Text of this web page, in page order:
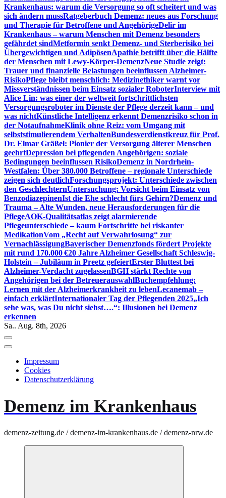
Krankenhaus: warum die Versorgung so oft scheitert und was
sich ändern mussRatgeberbuch Demenz: neues aus Forschung
und Therapie für Betroffene und AngehörigeDelir im
Krankenhaus – warum Menschen mit Demenz besonders
gefährdet sindMetformin senkt Demenz- und Sterberisiko bei
Übergewichtigen und AdipösenApathie betrifft über die Hälfte
der Menschen mit Lewy-Körper-DemenzNeue Studie zeigt:
Trauer und finanzielle Belastungen beeinflussen Alzheimer-
RisikoPflege bleibt menschlich: Medizinethiker warnt vor
Missverständnissen beim Einsatz sozialer RoboterInterview mit
Alice Lin: was einer der weltweit fortschrittlichsten
Versorgungsroboter im Dienste der Pflege derzeit kann – und
was nichtKünstliche Intelligenz erkennt Demenzrisiko schon in
der NotaufnahmeKlinik ohne Reiz: vom Umgang mit
selbststimulierendem VerhaltenBundesverdienstkreuz für Prof.
Dr. Elmar Gräßel: Pionier der Versorgung älterer Menschen
geehrtDepression bei pflegenden Angehörigen: soziale
Bedingungen beeinflussen RisikoDemenz in Nordrhein-
Westfalen: Über 380.000 Betroffene – regionale Unterschiede
zeigen sich deutlichForschungsprojekt: Unterschiede zwischen
den GeschlechternUntersuchung: Vorsicht beim Einsatz von
BenzodiazepinenIst die Ehe schlecht fürs Gehirn?Demenz und
Trauma – Alte Wunden, neue Herausforderungen für die
PflegeAOK-Qualitätsatlas zeigt alarmierende
Pflegeunterschiede – kaum Fortschritte bei riskanter
MedikationVom „Recht auf Verwahrlosung“ zur
VernachlässigungBayerischer Demenzfonds fördert Projekte
mit rund 170.000 €20 Jahre Alzheimer Gesellschaft Schleswig-
Holstein – Jubiläum in Preetz gefeiertErster Bluttest bei
Alzheimer-Verdacht zugelassenBGH stärkt Rechte von
Angehörigen bei der BetreuerauswahlBuchempfehlung:
Lernen mit der Alzheimerkrankheit zu lebenLecanemab –
einfach erklärtInternationaler Tag der Pflegenden 2025„Ich
sehe was, was Du nicht siehst….“: Illusionen bei Demenz
erkennen
Sa.. Aug. 8th, 2026
Impressum
Cookies
Datenschutzerklärung
Demenz im Krankenhaus
demenz-zeitung.de / demenz-im-krankenhaus.de / demenz-nrw.de